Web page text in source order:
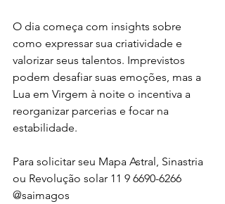
O dia começa com insights sobre
como expressar sua criatividade e
valorizar seus talentos. Imprevistos
podem desafiar suas emoções, mas a
Lua em Virgem à noite o incentiva a
reorganizar parcerias e focar na
estabilidade.
Para solicitar seu Mapa Astral, Sinastria
ou Revolução solar 11 9 6690-6266
@saimagos